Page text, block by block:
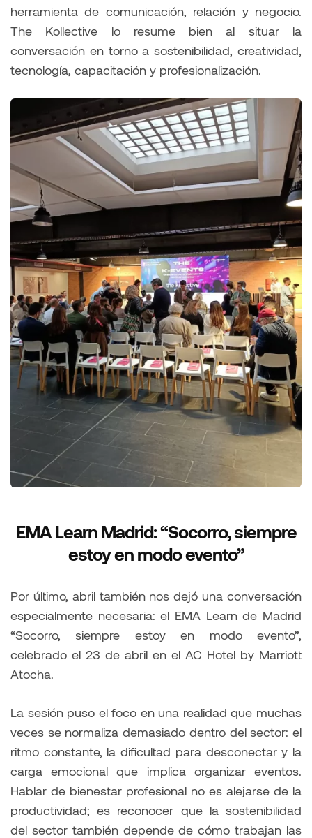
herramienta de comunicación, relación y negocio.
The Kollective lo resume bien al situar la
conversación en torno a sostenibilidad, creatividad,
tecnología, capacitación y profesionalización.
EMA Learn Madrid: “Socorro, siempre
estoy en modo evento”
Por último, abril también nos dejó una conversación
especialmente necesaria: el EMA Learn de Madrid
“Socorro, siempre estoy en modo evento”,
celebrado el 23 de abril en el AC Hotel by Marriott
Atocha.
La sesión puso el foco en una realidad que muchas
veces se normaliza demasiado dentro del sector: el
ritmo constante, la dificultad para desconectar y la
carga emocional que implica organizar eventos.
Hablar de bienestar profesional no es alejarse de la
productividad; es reconocer que la sostenibilidad
del sector también depende de cómo trabajan las